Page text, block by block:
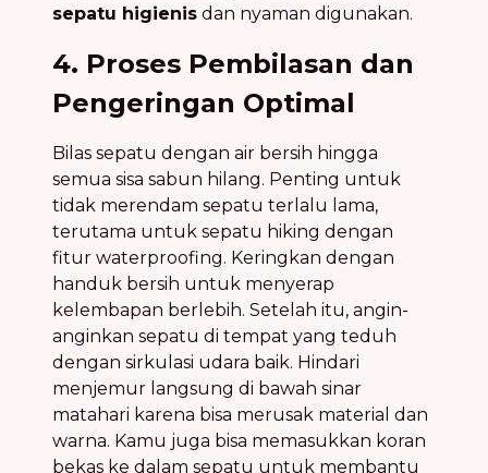
sepatu higienis dan nyaman digunakan.
4. Proses Pembilasan dan
Pengeringan Optimal
Bilas sepatu dengan air bersih hingga
semua sisa sabun hilang. Penting untuk
tidak merendam sepatu terlalu lama,
terutama untuk sepatu hiking dengan
fitur waterproofing. Keringkan dengan
handuk bersih untuk menyerap
kelembapan berlebih. Setelah itu, angin-
anginkan sepatu di tempat yang teduh
dengan sirkulasi udara baik. Hindari
menjemur langsung di bawah sinar
matahari karena bisa merusak material dan
warna. Kamu juga bisa memasukkan koran
bekas ke dalam sepatu untuk membantu